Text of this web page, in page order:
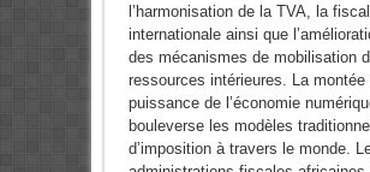
l’harmonisation de la TVA, la
internationale ainsi que
des mécanismes de mobilisation
ressources intérieures. La montée
puissance de l’économie
bouleverse les modèles
d’imposition à travers le monde.